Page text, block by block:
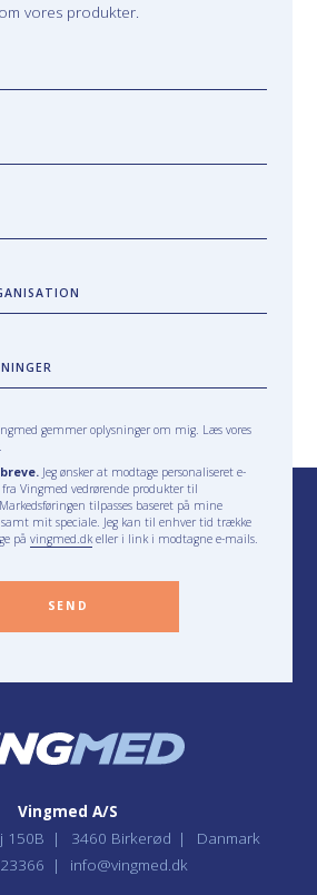
om vores produkter.
gemmer oplysninger om mig. Læs vores
.
Jeg ønsker at modtage personaliseret e-
Vingmed vedrørende produkter til
tilpasses baseret på mine
mit speciale. Jeg kan til enhver tid trække
påvingmed.dk eller i link i modtagne e-mails.
SEND
Vingmed A/S
150B
3460 Birkerød
Danmark
info@vingmed.dk